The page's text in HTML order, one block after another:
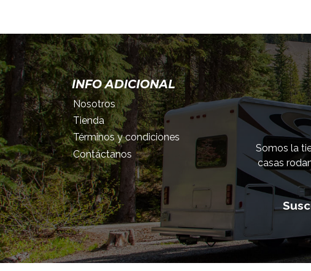
INFO ADICIONAL
Nosotros
Tienda
Términos y condiciones
Contáctanos
Somos la
casas